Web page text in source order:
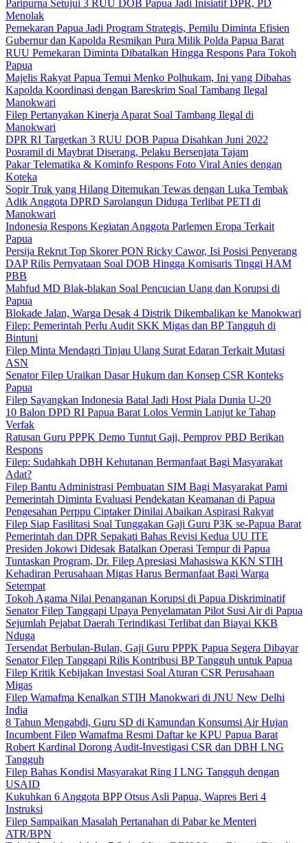
Paripurna Setujui 3 RUU DOB Papua Jadi Inisiatif DPR, PD
Menolak
Pemekaran Papua Jadi Program Strategis, Pemilu Diminta Efisien
Gubernur dan Kapolda Resmikan Pura Milik Polda Papua Barat
RUU Pemekaran Diminta Dibatalkan Hingga Respons Para Tokoh
Papua
Majelis Rakyat Papua Temui Menko Polhukam, Ini yang Dibahas
Kapolda Koordinasi dengan Bareskrim Soal Tambang Ilegal
Manokwari
Filep Pertanyakan Kinerja Aparat Soal Tambang Ilegal di
Manokwari
DPR RI Targetkan 3 RUU DOB Papua Disahkan Juni 2022
Posramil di Maybrat Diserang, Pelaku Bersenjata Tajam
Pakar Telematika & Kominfo Respons Foto Viral Anies dengan
Koteka
Sopir Truk yang Hilang Ditemukan Tewas dengan Luka Tembak
Adik Anggota DPRD Sarolangun Diduga Terlibat PETI di
Manokwari
Indonesia Respons Kegiatan Anggota Parlemen Eropa Terkait
Papua
Persija Rekrut Top Skorer PON Ricky Cawor, Isi Posisi Penyerang
DAP Rilis Pernyataan Soal DOB Hingga Komisaris Tinggi HAM
PBB
Mahfud MD Blak-blakan Soal Pencucian Uang dan Korupsi di
Papua
Blokade Jalan, Warga Desak 4 Distrik Dikembalikan ke Manokwari
Filep: Pemerintah Perlu Audit SKK Migas dan BP Tangguh di
Bintuni
Filep Minta Mendagri Tinjau Ulang Surat Edaran Terkait Mutasi
ASN
Senator Filep Uraikan Dasar Hukum dan Konsep CSR Konteks
Papua
Filep Sayangkan Indonesia Batal Jadi Host Piala Dunia U-20
10 Balon DPD RI Papua Barat Lolos Vermin Lanjut ke Tahap
Verfak
Ratusan Guru PPPK Demo Tuntut Gaji, Pemprov PBD Berikan
Respons
Filep: Sudahkah DBH Kehutanan Bermanfaat Bagi Masyarakat
Adat?
Filep Bantu Administrasi Pembuatan SIM Bagi Masyarakat Pami
Pemerintah Diminta Evaluasi Pendekatan Keamanan di Papua
Pengesahan Perppu Ciptaker Dinilai Abaikan Aspirasi Rakyat
Filep Siap Fasilitasi Soal Tunggakan Gaji Guru P3K se-Papua Barat
Pemerintah dan DPR Sepakati Bahas Revisi Kedua UU ITE
Presiden Jokowi Didesak Batalkan Operasi Tempur di Papua
Tuntaskan Program, Dr. Filep Apresiasi Mahasiswa KKN STIH
Kehadiran Perusahaan Migas Harus Bermanfaat Bagi Warga
Setempat
Tokoh Agama Nilai Penanganan Korupsi di Papua Diskriminatif
Senator Filep Tanggapi Upaya Penyelamatan Pilot Susi Air di Papua
Sejumlah Pejabat Daerah Terindikasi Terlibat dan Biayai KKB
Nduga
Tersendat Berbulan-Bulan, Gaji Guru PPPK Papua Segera Dibayar
Senator Filep Tanggapi Rilis Kontribusi BP Tangguh untuk Papua
Filep Kritik Kebijakan Investasi Soal Aturan CSR Perusahaan
Migas
Filep Wamafma Kenalkan STIH Manokwari di JNU New Delhi
India
8 Tahun Mengabdi, Guru SD di Kamundan Konsumsi Air Hujan
Incumbent Filep Wamafma Resmi Daftar ke KPU Papua Barat
Robert Kardinal Dorong Audit-Investigasi CSR dan DBH LNG
Tangguh
Filep Bahas Kondisi Masyarakat Ring I LNG Tangguh dengan
USAID
Kukuhkan 6 Anggota BPP Otsus Asli Papua, Wapres Beri 4
Instruksi
Filep Sampaikan Masalah Pertanahan di Pabar ke Menteri
ATR/BPN